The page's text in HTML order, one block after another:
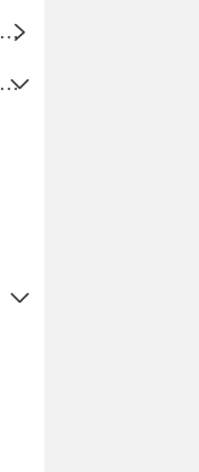
博山区八陡镇卫生院
博山区白塔镇卫生院